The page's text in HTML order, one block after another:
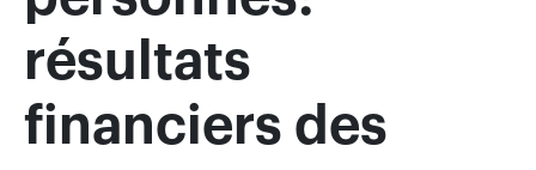
résultats
financiers des